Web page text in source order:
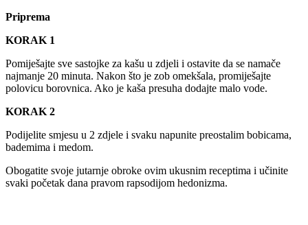
Priprema
KORAK 1
Pomiješajte sve sastojke za kašu u zdjeli i ostavite da se namače
najmanje 20 minuta. Nakon što je zob omekšala, promiješajte
polovicu borovnica. Ako je kaša presuha dodajte malo vode.
KORAK 2
Podijelite smjesu u 2 zdjele i svaku napunite preostalim bobicama,
bademima i medom.
Obogatite svoje jutarnje obroke ovim ukusnim receptima i učinite
svaki početak dana pravom rapsodijom hedonizma.